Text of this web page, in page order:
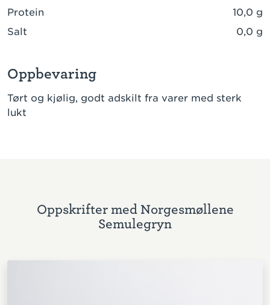
Protein
10,0 g
Salt
0,0 g
Oppbevaring
Tørt og kjølig, godt adskilt fra varer med sterk
lukt
Oppskrifter med Norgesmøllene
Semulegryn